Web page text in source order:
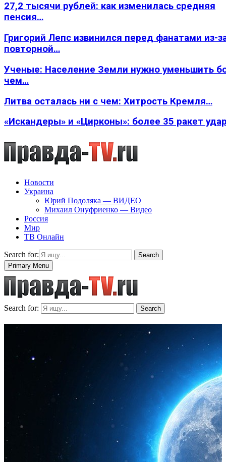
27,2 тысячи рублей: как изменилась средняя
пенсия…
Григорий Лепс извинился перед фанатами из-
повторной…
Ученые: Население Земли нужно уменьшить
чем…
Литва осталась ни с чем: Хитрость Кремля…
«Искандеры» и «Цирконы»: более 35 ракет
Новости
Украина
Юрий Подоляка — ВИДЕО
Михаил Онуфриенко — Видео
Россия
Мир
ТВ Онлайн
Search for:
Search
Primary Menu
Search for: Search